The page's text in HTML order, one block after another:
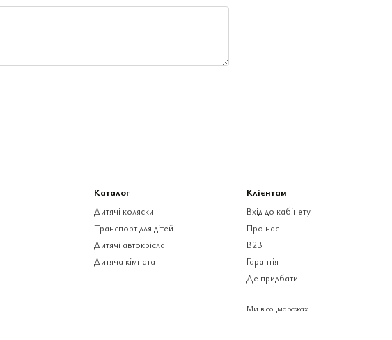
Каталог
Дитячі коляски
Транспорт для дітей
Дитячі автокрісла
Дитяча кімната
Клієнтам
Вхід до кабінету
Про нас
B2B
Гарантія
Де придбати
Ми в соцмережах